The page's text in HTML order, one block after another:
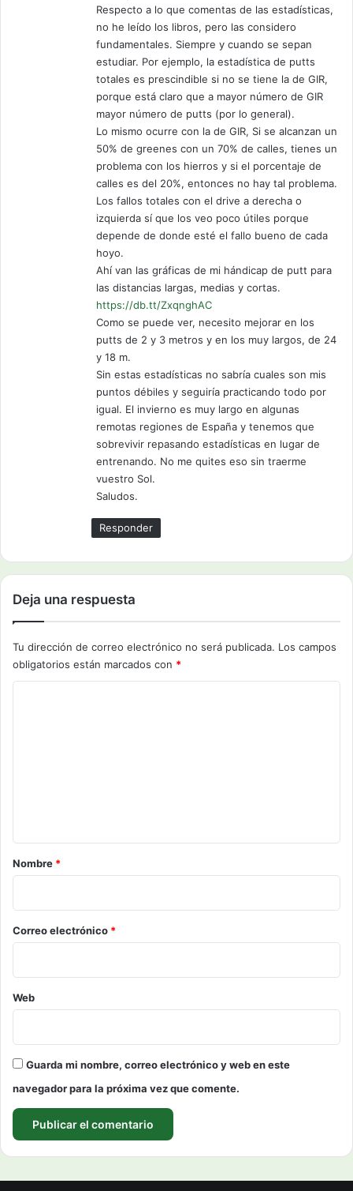
Respecto a lo que comentas de las estadísticas,
no he leído los libros, pero las considero
fundamentales. Siempre y cuando se sepan
estudiar. Por ejemplo, la estadística de putts
totales es prescindible si no se tiene la de GIR,
porque está claro que a mayor número de GIR
mayor número de putts (por lo general).
Lo mismo ocurre con la de GIR, Si se alcanzan un
50% de greenes con un 70% de calles, tienes un
problema con los hierros y si el porcentaje de
calles es del 20%, entonces no hay tal problema.
Los fallos totales con el drive a derecha o
izquierda sí que los veo poco útiles porque
depende de donde esté el fallo bueno de cada
hoyo.
Ahí van las gráficas de mi hándicap de putt para
las distancias largas, medias y cortas.
https://db.tt/ZxqnghAC
Como se puede ver, necesito mejorar en los
putts de 2 y 3 metros y en los muy largos, de 24
y 18 m.
Sin estas estadísticas no sabría cuales son mis
puntos débiles y seguiría practicando todo por
igual. El invierno es muy largo en algunas
remotas regiones de España y tenemos que
sobrevivir repasando estadísticas en lugar de
entrenando. No me quites eso sin traerme
vuestro Sol.
Saludos.
Responder
Deja una respuesta
Tu dirección de correo electrónico no será publicada. Los campos
obligatorios están marcados con *
r
o
*
Nombre *
Correo electrónico *
Web
Guarda mi nombre, correo electrónico y web en este
navegador para la próxima vez que comente.